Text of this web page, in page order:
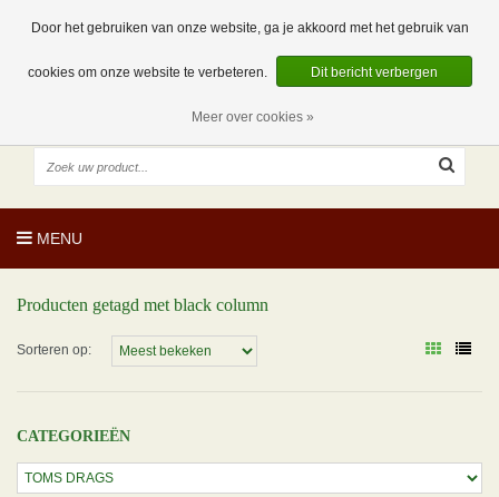
0 Artikelen
NL
EUR
MENU
Producten getagd met black column
Sorteren op:
CATEGORIEËN
Door het gebruiken van onze website, ga je akkoord met het gebruik van
cookies om onze website te verbeteren. Dit bericht verbergen
Meer over cookies »